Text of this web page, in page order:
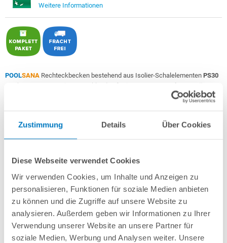
Zustimmung Details Über Cookies
Diese Webseite verwendet Cookies
Wir verwenden Cookies, um Inhalte und Anzeigen zu
personalisieren, Funktionen für soziale Medien anbieten
zu können und die Zugriffe auf unsere Website zu
analysieren. Außerdem geben wir Informationen zu Ihrer
Verwendung unserer Website an unsere Partner für
soziale Medien, Werbung und Analysen weiter. Unsere
Weitere Informationen
POOLSANA Rechteckbecken bestehend aus Isolier-Schalelementen PS30
+ sehr passgenauer, in Deutschland gefertigter
0,9 mm starker geprägter
Aluminium-
PROFI-Setinkl.:
Wasserpflegebedarf deutlich!
Breitmaul-Einbauskimmer und 2 Einlaufdüsen mitsamt
Mauerdurchführungen
Sandfilteranlage
POOL SANA PRO PRIME 500 / SPECK PP 11
Erdbeständiges Verrohrungsset PROFI Ø 50 mm+ Entleerungspaket
5-stufige, 60 cm breite Einstiegstreppe in weiß für die Befestigung am
Poolrand